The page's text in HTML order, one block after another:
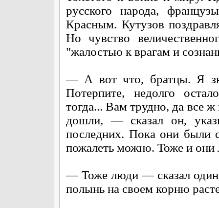
русского народа,
Красным. Кутузов
Но чувство
"жалостью к врагам и
— А вот что, братцы. Я
Потерпите, недолго
тогда... Вам трудно, да все
дошли, — сказал он,
последних. Пока они были
пожалеть можно. Тоже и они
— Тоже люди — сказал
полынь на своем корню